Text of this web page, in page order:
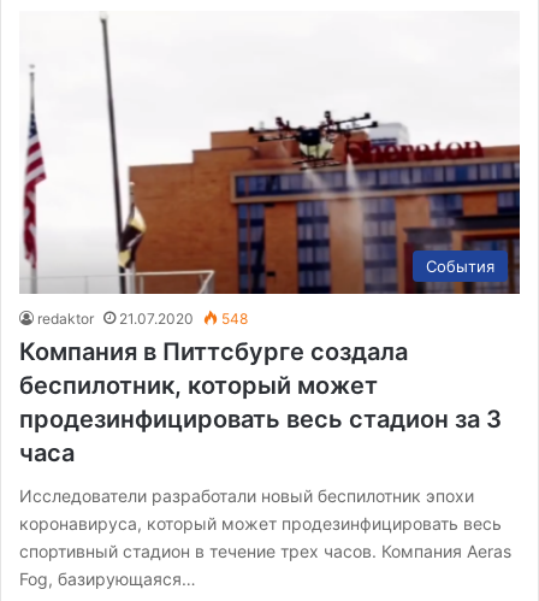
События
redaktor 21.07.2020 548
Компания в Питтсбурге создала
беспилотник, который может
продезинфицировать весь стадион за 3
часа
Исследователи разработали новый беспилотник эпохи
коронавируса, который может продезинфицировать весь
спортивный стадион в течение трех часов. Компания Aeras
Fog, базирующаяся…